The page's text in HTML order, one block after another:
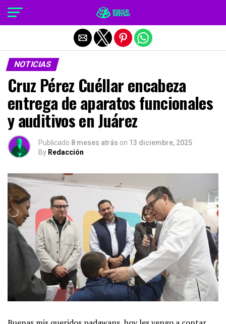
NOTICIAS
Cruz Pérez Cuéllar encabeza
entrega de aparatos funcionales
y auditivos en Juárez
Publicado 8 meses atrás on 13 diciembre, 2025
By Redacción
Salir de la versión móvil